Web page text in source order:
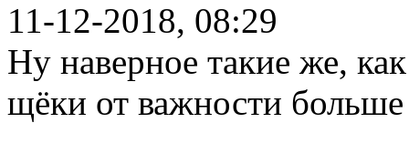
11-12-2018, 08:29
Ну наверное такие же,
щёки от важности